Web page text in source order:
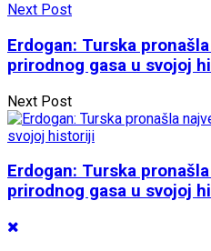
Next Post
Erdogan: Turska
prirodnog gasa u svojoj
Next Post
Erdogan: Turska
prirodnog gasa u svojoj